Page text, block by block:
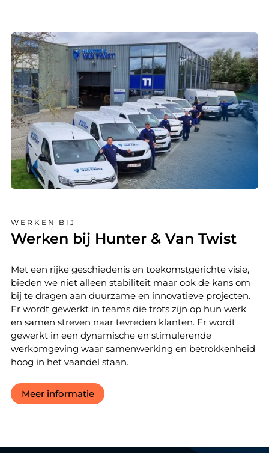
WERKEN BIJ
Werken bij Hunter & Van Twist
Met een rijke geschiedenis en toekomstgerichte visie,
bieden we niet alleen stabiliteit maar ook de kans om
bij te dragen aan duurzame en innovatieve projecten.
Er wordt gewerkt in teams die trots zijn op hun werk
en samen streven naar tevreden klanten. Er wordt
gewerkt in een dynamische en stimulerende
werkomgeving waar samenwerking en betrokkenheid
hoog in het vaandel staan.
Meer informatie